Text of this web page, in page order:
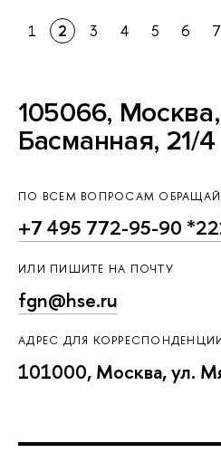
1 2 3 4 5 6 7
105066,
Басманная, 21/4
ПО ВСЕМ ВОПРОСАМ
+7 495 772-95-90
ИЛИ ПИШИТЕ НА ПОЧТУ
fgn@hse.ru
АДРЕС ДЛЯ
101000, Москва, ул.